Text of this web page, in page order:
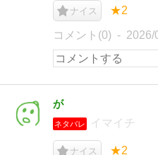
ナイス ★2
コメント(0) 2026/
が
ネタバレ イマイチ
ナイス ★2